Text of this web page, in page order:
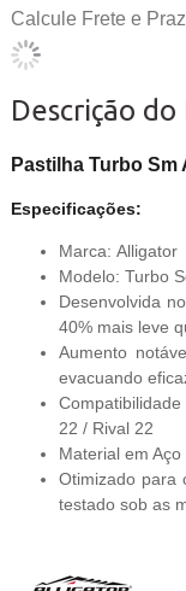
Calcule Frete e
Descrição
Pastilha Turbo Sm
Especificações:
Marca: Alligator
Modelo: Turbo
Desenvolvida
40% mais leve
Aumento
evacuando
22 / Rival 22
Material em
Otimizado para
testado sob as